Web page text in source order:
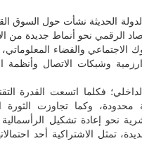
الحديثة نشأت حول السوق
الرقمي نحو أنماط جديدة من
الاجتماعي والفضاء
وشبكات الاتصال وأنظمة
فكلما اتسعت القدرة
وكما تجاوزت الثورة
نحو إعادة تشكيل الرأسمالية
تمثل الاشتراكية أحد